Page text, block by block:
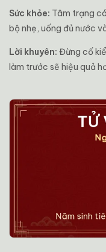
Sức khỏe: Tâm trạng
bộ nhẹ, uống đủ nước
Lời khuyên: Đừng cố
làm trước sẽ hiệu quả